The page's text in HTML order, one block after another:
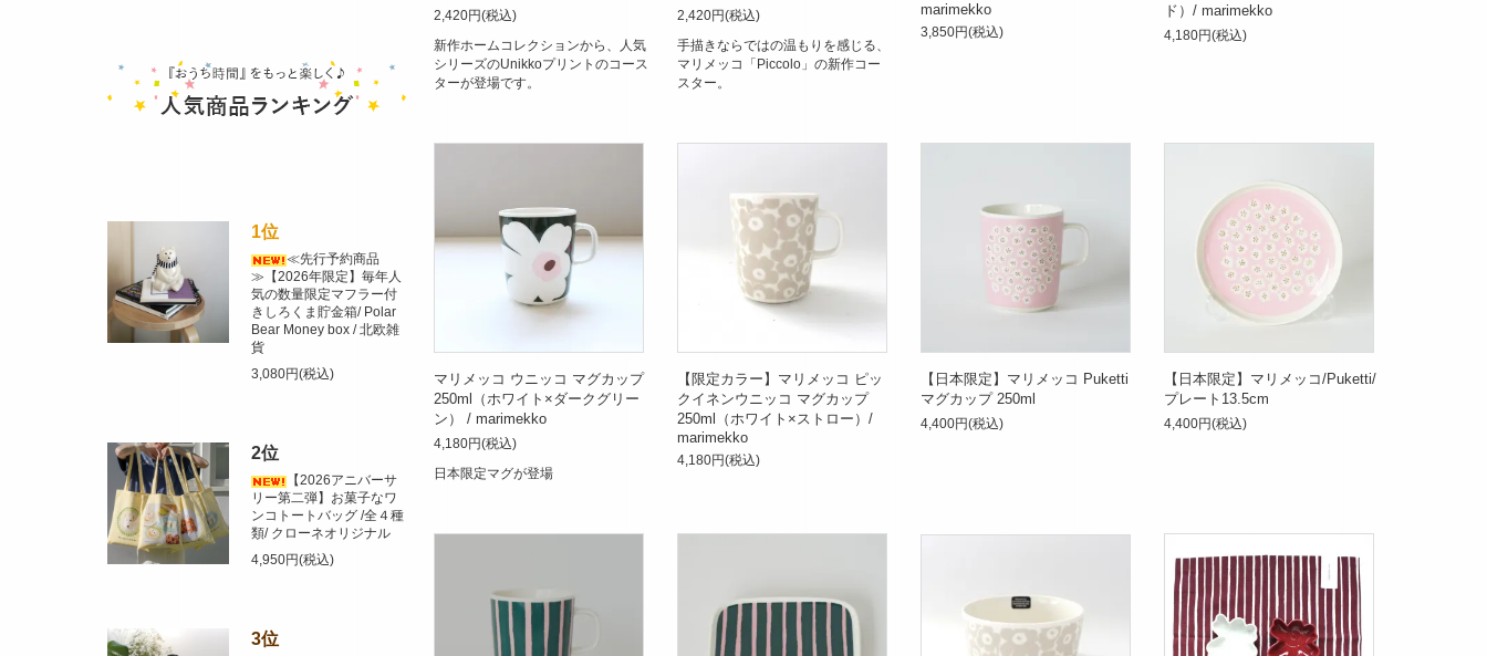
2,420円(税込)
新作ホームコレクションから、人気
シリーズのUnikkoプリントのコース
ターが登場です。
2,420円(税込)
手描きならではの温もりを感じる、
マリメッコ「Piccolo」の新作コー
スター。
marimekko
3,850円(税込)
ド）/ marimekko
4,180円(税込)
マリメッコ ウニッコ マグカップ
250ml（ホワイト×ダークグリー
ン） / marimekko
4,180円(税込)
日本限定マグが登場
【限定カラー】マリメッコ ピッ
クイネンウニッコ マグカップ
250ml（ホワイト×ストロー）/
marimekko
4,180円(税込)
【日本限定】マリメッコ Puketti
マグカップ 250ml
4,400円(税込)
【日本限定】マリメッコ/Puketti/
プレート13.5cm
4,400円(税込)
1位
≪先行予約商品
≫【2026年限定】毎年人
気の数量限定マフラー付
きしろくま貯金箱/ Polar
Bear Money box / 北欧雑
貨
3,080円(税込)
2位
【2026アニバーサ
リー第二弾】お菓子なワ
ンコトートバッグ /全４種
類/ クローネオリジナル
4,950円(税込)
3位